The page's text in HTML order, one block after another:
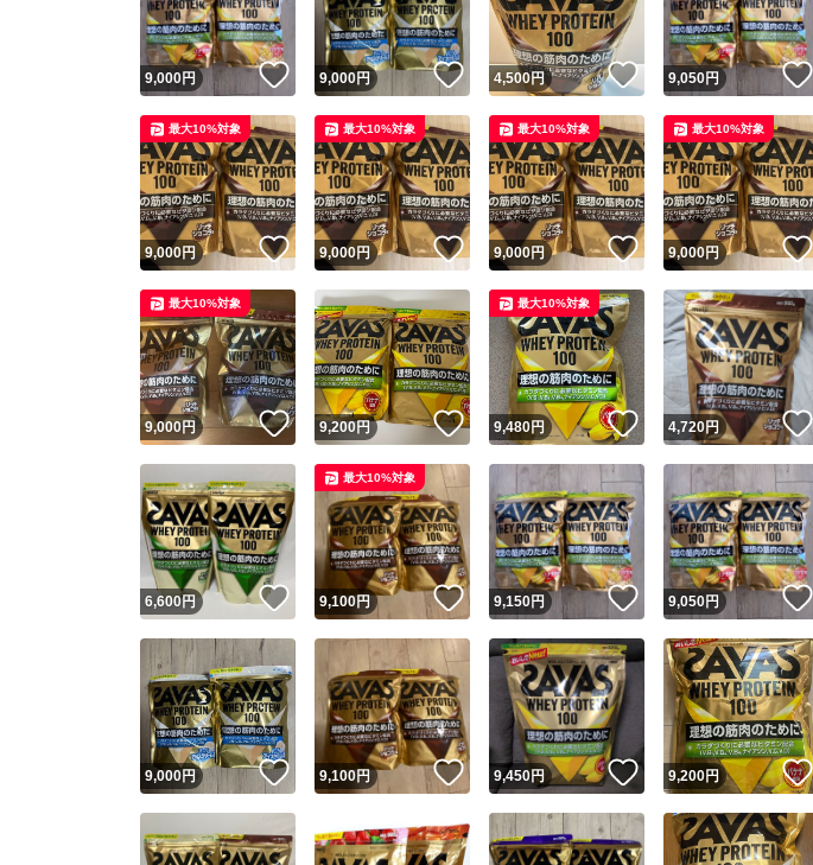
9,000円 いいね！
9,000円 いいね！
4,500円 いいね！
9,050円
9,000円 いいね！
最大10%対象
9,000円 いいね！
最大10%対象
9,000円 いいね！
最大10%対象
9,000円
最大10%対象
9,000円 いいね！
最大10%対象
9,200円 いいね！
9,480円 いいね！
最大10%対象
4,720円
6,600円 いいね！
9,100円 いいね！
最大10%対象
9,150円 いいね！
9,050円
9,000円 いいね！
9,100円 いいね！
9,450円 いいね！
9,200円